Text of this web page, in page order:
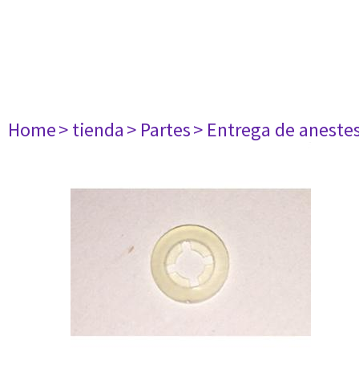
Home> tienda> Partes> Entrega de